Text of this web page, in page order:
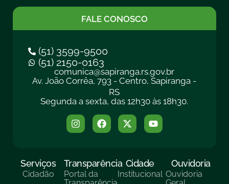
FALE CONOSCO
(51) 3599-9500
(51) 2150-0163
comunica@sapiranga.rs.gov.br
Av. João Corrêa, 793 - Centro, Sapiranga -
RS
Segunda a sexta, das 12h30 às 18h30.
Serviços
Cidadão
Transparência
Portal da
Cidade
Institucional
Ouvidoria
Ouvidoria